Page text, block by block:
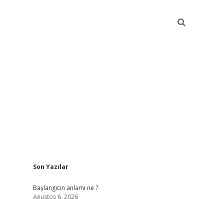
Sidebar
Son Yazılar
Başlangıcın anlamı ne ?
Ağustos 6, 2026
betexper giriş